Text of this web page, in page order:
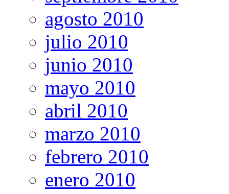
agosto 2010
julio 2010
junio 2010
mayo 2010
abril 2010
marzo 2010
febrero 2010
enero 2010